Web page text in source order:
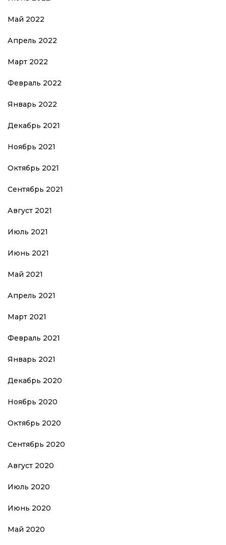
Май 2022
Апрель 2022
Март 2022
Февраль 2022
Январь 2022
Декабрь 2021
Ноябрь 2021
Октябрь 2021
Сентябрь 2021
Август 2021
Июль 2021
Июнь 2021
Май 2021
Апрель 2021
Март 2021
Февраль 2021
Январь 2021
Декабрь 2020
Ноябрь 2020
Октябрь 2020
Сентябрь 2020
Август 2020
Июль 2020
Июнь 2020
Май 2020